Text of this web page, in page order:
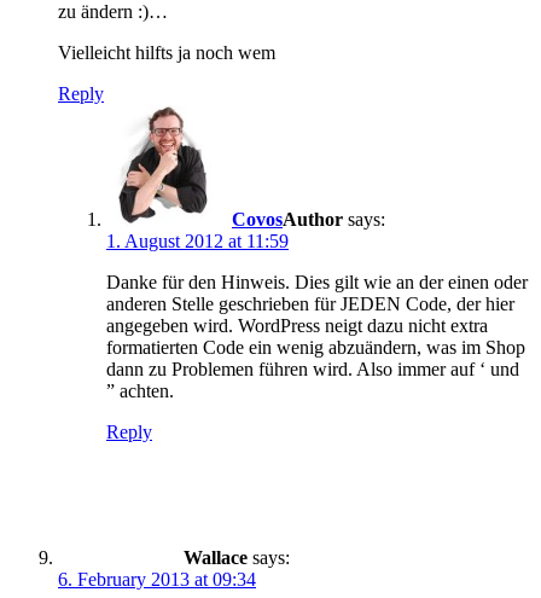
zu ändern :)…
Vielleicht hilfts ja noch wem
Reply
Covos
says:
1. August 2012 at 11:59
Danke für den Hinweis. Dies gilt wie an der einen oder
anderen Stelle geschrieben für JEDEN Code, der hier
angegeben wird. WordPress neigt dazu nicht extra
formatierten Code ein wenig abzuändern, was im Shop
dann zu Problemen führen wird. Also immer auf ‘ und
” achten.
Reply
Wallace says:
6. February 2013 at 09:34